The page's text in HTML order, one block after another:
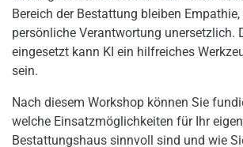
Bereich der Bestattung bleiben
persönliche Verantwortung unersetzlich.
eingesetzt kann KI ein hilfreiches
sein.
Nach diesem Workshop können Sie
welche Einsatzmöglichkeiten für Ihr
Bestattungshaus sinnvoll sind und wie